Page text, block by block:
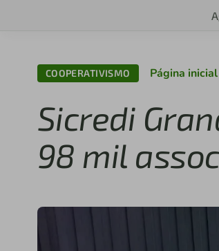
COOPERATIVISMO Página inicial
Sicredi
98 mil